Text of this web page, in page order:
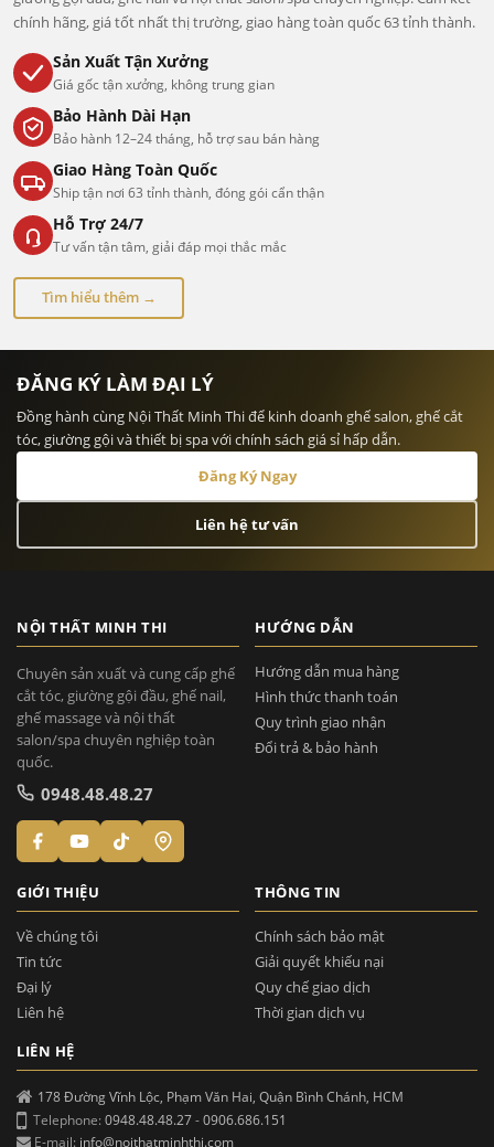
chính hãng, giá tốt nhất thị trường, giao hàng toàn quốc 63 tỉnh thành.
Sản Xuất Tận Xưởng
Giá gốc tận xưởng, không trung gian
Bảo Hành Dài Hạn
Bảo hành 12–24 tháng, hỗ trợ sau bán hàng
Giao Hàng Toàn Quốc
Ship tận nơi 63 tỉnh thành, đóng gói cẩn thận
Hỗ Trợ 24/7
Tư vấn tận tâm, giải đáp mọi thắc mắc
Tìm hiểu thêm →
ĐĂNG KÝ LÀM ĐẠI LÝ
Đồng hành cùng Nội Thất Minh Thi để kinh doanh ghế salon, ghế cắt
tóc, giường gội và thiết bị spa với chính sách giá sỉ hấp dẫn.
Đăng Ký Ngay
Liên hệ tư vấn
NỘI THẤT MINH THI
Chuyên sản xuất và cung cấp ghế
cắt tóc, giường gội đầu, ghế nail,
ghế massage và nội thất
salon/spa chuyên nghiệp toàn
quốc.
0948.48.48.27
GIỚI THIỆU
Về chúng tôi
Tin tức
Đại lý
Liên hệ
HƯỚNG DẪN
Hướng dẫn mua hàng
Hình thức thanh toán
Quy trình giao nhận
Đổi trả & bảo hành
THÔNG TIN
Chính sách bảo mật
Giải quyết khiếu nại
Quy chế giao dịch
Thời gian dịch vụ
LIÊN HỆ
178 Đường Vĩnh Lộc, Phạm Văn Hai, Quận Bình Chánh, HCM
Telephone: 0948.48.48.27-0906.686.151
E-mail: info@noithatminhthi.com